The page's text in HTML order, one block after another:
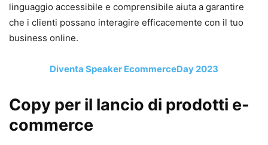
linguaggio accessibile e comprensibile aiuta a garantire
che i clienti possano interagire efficacemente con il tuo
business online.
Diventa Speaker EcommerceDay 2023
Copy per il lancio di prodotti e-
commerce